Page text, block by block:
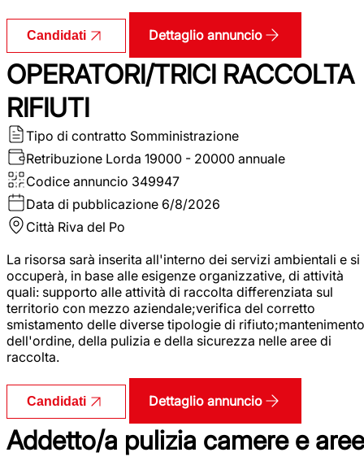
Candidati Dettaglio annuncio
OPERATORI/TRICI RACCOLTA
RIFIUTI
Tipo di contratto Somministrazione
Retribuzione Lorda 19000 - 20000 annuale
Codice annuncio 349947
Data di pubblicazione 6/8/2026
Città Riva del Po
La risorsa sarà inserita all'interno dei servizi ambientali e si
occuperà, in base alle esigenze organizzative, di attività
quali: supporto alle attività di raccolta differenziata sul
territorio con mezzo aziendale;verifica del corretto
smistamento delle diverse tipologie di rifiuto;mantenimento
dell'ordine, della pulizia e della sicurezza nelle aree di
raccolta.
Candidati Dettaglio annuncio
Addetto/a pulizia camere e aree